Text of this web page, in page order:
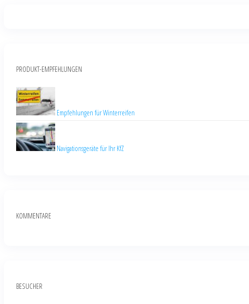
PRODUKT-EMPFEHLUNGEN
Empfehlungen für Winterreifen
Navigationsgeräte für Ihr KfZ
KOMMENTARE
BESUCHER